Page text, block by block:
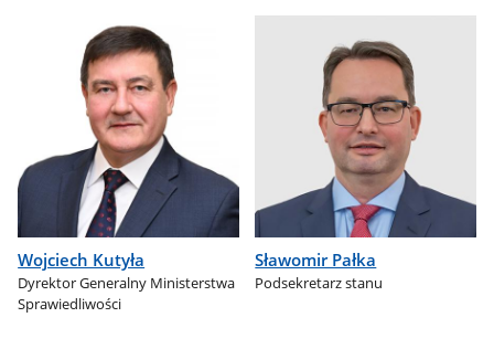
Wojciech Kutyła
Dyrektor Generalny Ministerstwa
Sprawiedliwości
Sławomir Pałka
Podsekretarz stanu